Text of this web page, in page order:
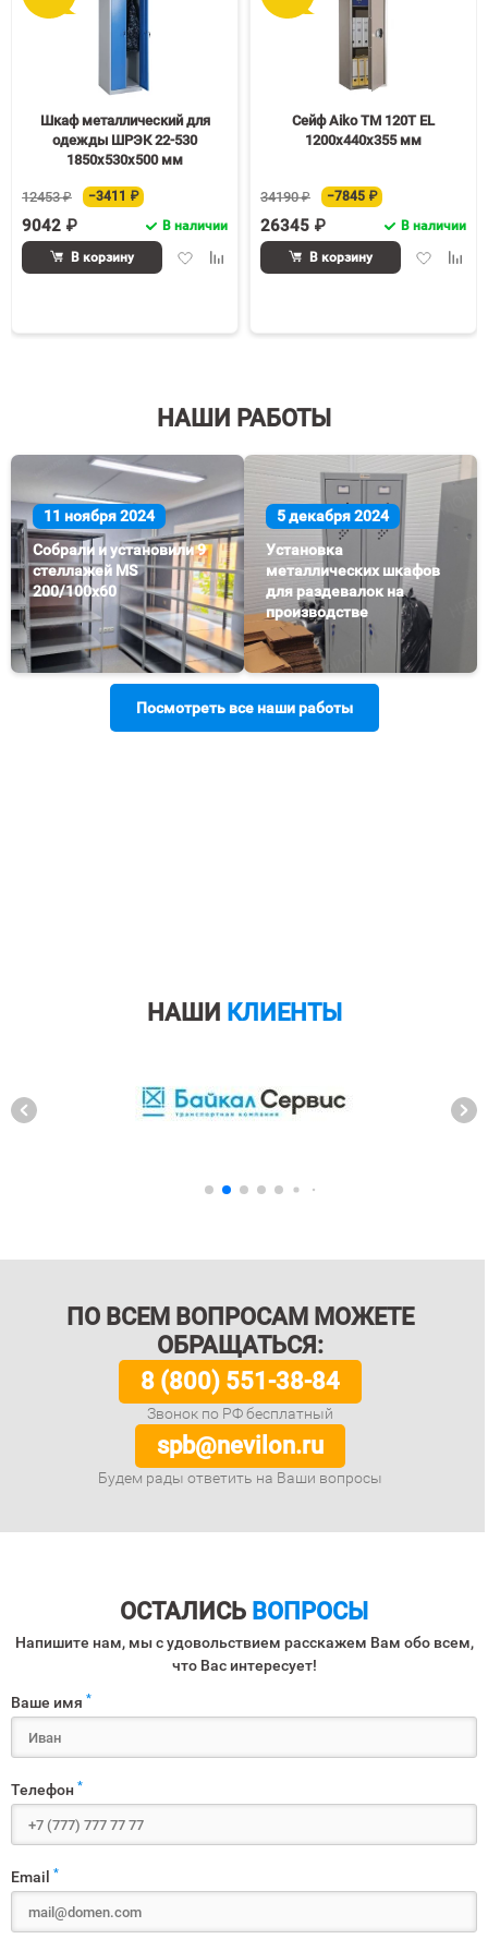
Шкаф металлический для
одежды ШРЭК 22-530
1850х530х500 мм
12453 ₽ −3411 ₽
9042 ₽ В наличии
ДобавитьДобавить
В корзину
Сейф Aiko TM 120T EL
1200x440x355 мм
34190 ₽ −7845 ₽
26345 ₽ В наличии
Добавить
В корзину
НАШИ РАБОТЫ
11 ноября 2024
Собрали и установили 9
стеллажей MS
200/100х60
5 декабря 2024
Установка
металлических шкафов
для раздевалок на
производстве
Посмотреть все наши работы
НАШИ КЛИЕНТЫ
ПО ВСЕМ ВОПРОСАМ МОЖЕТЕ
ОБРАЩАТЬСЯ:
8 (800) 551-38-84
Звонок по РФ бесплатный
spb@nevilon.ru
Будем рады ответить на Ваши вопросы
ОСТАЛИСЬ ВОПРОСЫ
Напишите нам, мы с удовольствием расскажем Вам обо всем,
что Вас интересует!
Ваше имя *
Телефон *
Email *